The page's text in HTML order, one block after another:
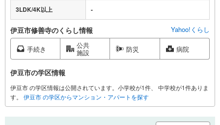
3LDK/4K以上 -
伊豆市修善寺のくらし情報 Yahoo!くらし
手続き 公共
施設 防災 病院
伊豆市の学区情報
伊豆市 の学区情報は公開されています。小学校が1件、 中学校が1件ありま
す。
伊豆市 の学区からマンション・アパートを探す